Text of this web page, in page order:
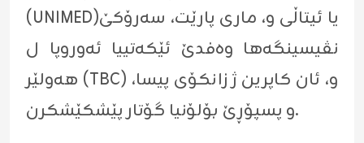
(UNIMED)یا ئیتاڵى و، ماری پارێت، سەرۆکێ
نڤیسینگه‌ها وەفدێ ئێكه‌تییا ئەوروپا ل
هەولێر (TBC) و، ئان کاپرین ژ زانکۆی پیسا،
و پسپۆڕێ بۆلۆنیا گۆتار پێشکێشكرن.